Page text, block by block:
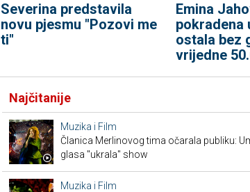
Severina predstavila
novu pjesmu "Pozovi me
ti"
Emina
pokradena
ostala bez
vrijedne
Najčitanije
Muzika i Film
Članica Merlinovog tima očarala publiku:
glasa "ukrala" show
Muzika i Film